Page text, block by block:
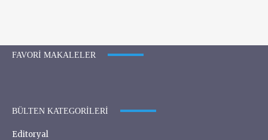
FAVORI MAKALELER
BÜLTEN KATEGORILERI
Editoryal